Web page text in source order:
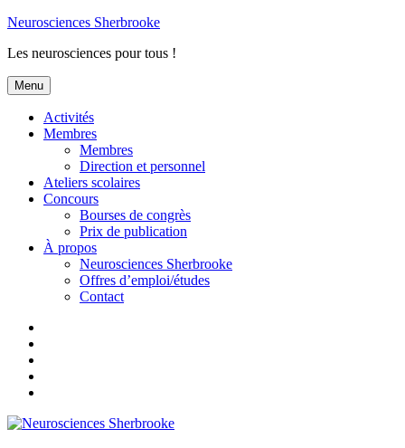
Aller
contenu
Neurosciences Sherbrooke
Les neurosciences pour tous !
Menu
Activités
Membres
Membres
Direction et personnel
Ateliers scolaires
Concours
Bourses de congrès
Prix de publication
À propos
Neurosciences Sherbrooke
Offres d’emploi/études
Contact